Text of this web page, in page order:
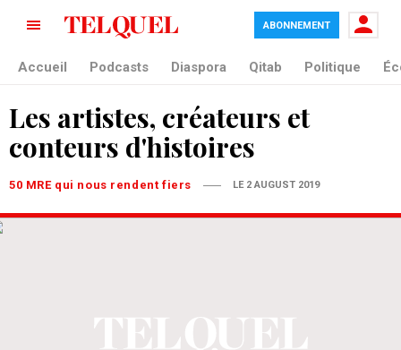
ABONNEMENT
Accueil Podcasts Diaspora Qitab Politique
Les artistes, créateurs et
conteurs d'histoires
50 MRE qui nous rendent fiers LE 2 AUGUST 2019